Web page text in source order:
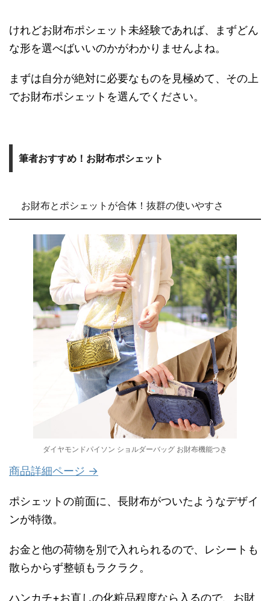
けれどお財布ポシェット未経験であれば、まずどん
な形を選べばいいのかがわかりませんよね。
まずは自分が絶対に必要なものを見極めて、その上
でお財布ポシェットを選んでください。
筆者おすすめ！お財布ポシェット
お財布とポシェットが合体！抜群の使いやすさ
ダイヤモンドパイソン ショルダーバッグ お財布機能つき
商品詳細ページ →
ポシェットの前面に、長財布がついたようなデザイ
ンが特徴。
お金と他の荷物を別で入れられるので、レシートも
散らからず整頓もラクラク。
ハンカチ+お直しの化粧品程度なら入るので、お財